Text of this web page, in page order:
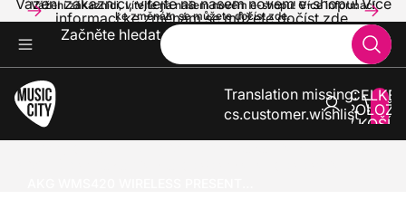
Vážení zákazníci, vítejte na našem novém e-shopu! Více informací
ke změnám se můžete dočíst zde.
Vážení zákazníci, vítejte na našem novém e-shopu! Více
informací ke změnám se můžete dočíst zde.
Začněte hledat
Translation missing:
cs.customer.wishlist
V
0